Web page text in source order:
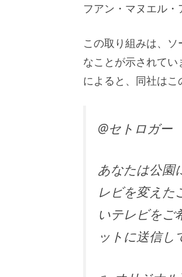
フアン・マヌエル
この取り組みは、
なことが示されてい
によると、同社はこ
@セトロガー
あなたは公園
レビを変えた
いテレビをご
ットに送信し